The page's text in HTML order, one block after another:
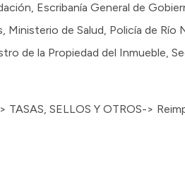
Escribanía General de
de Salud, Policía de Río
de la Propiedad del Inmueble,
TASAS, SELLOS Y OTROS->